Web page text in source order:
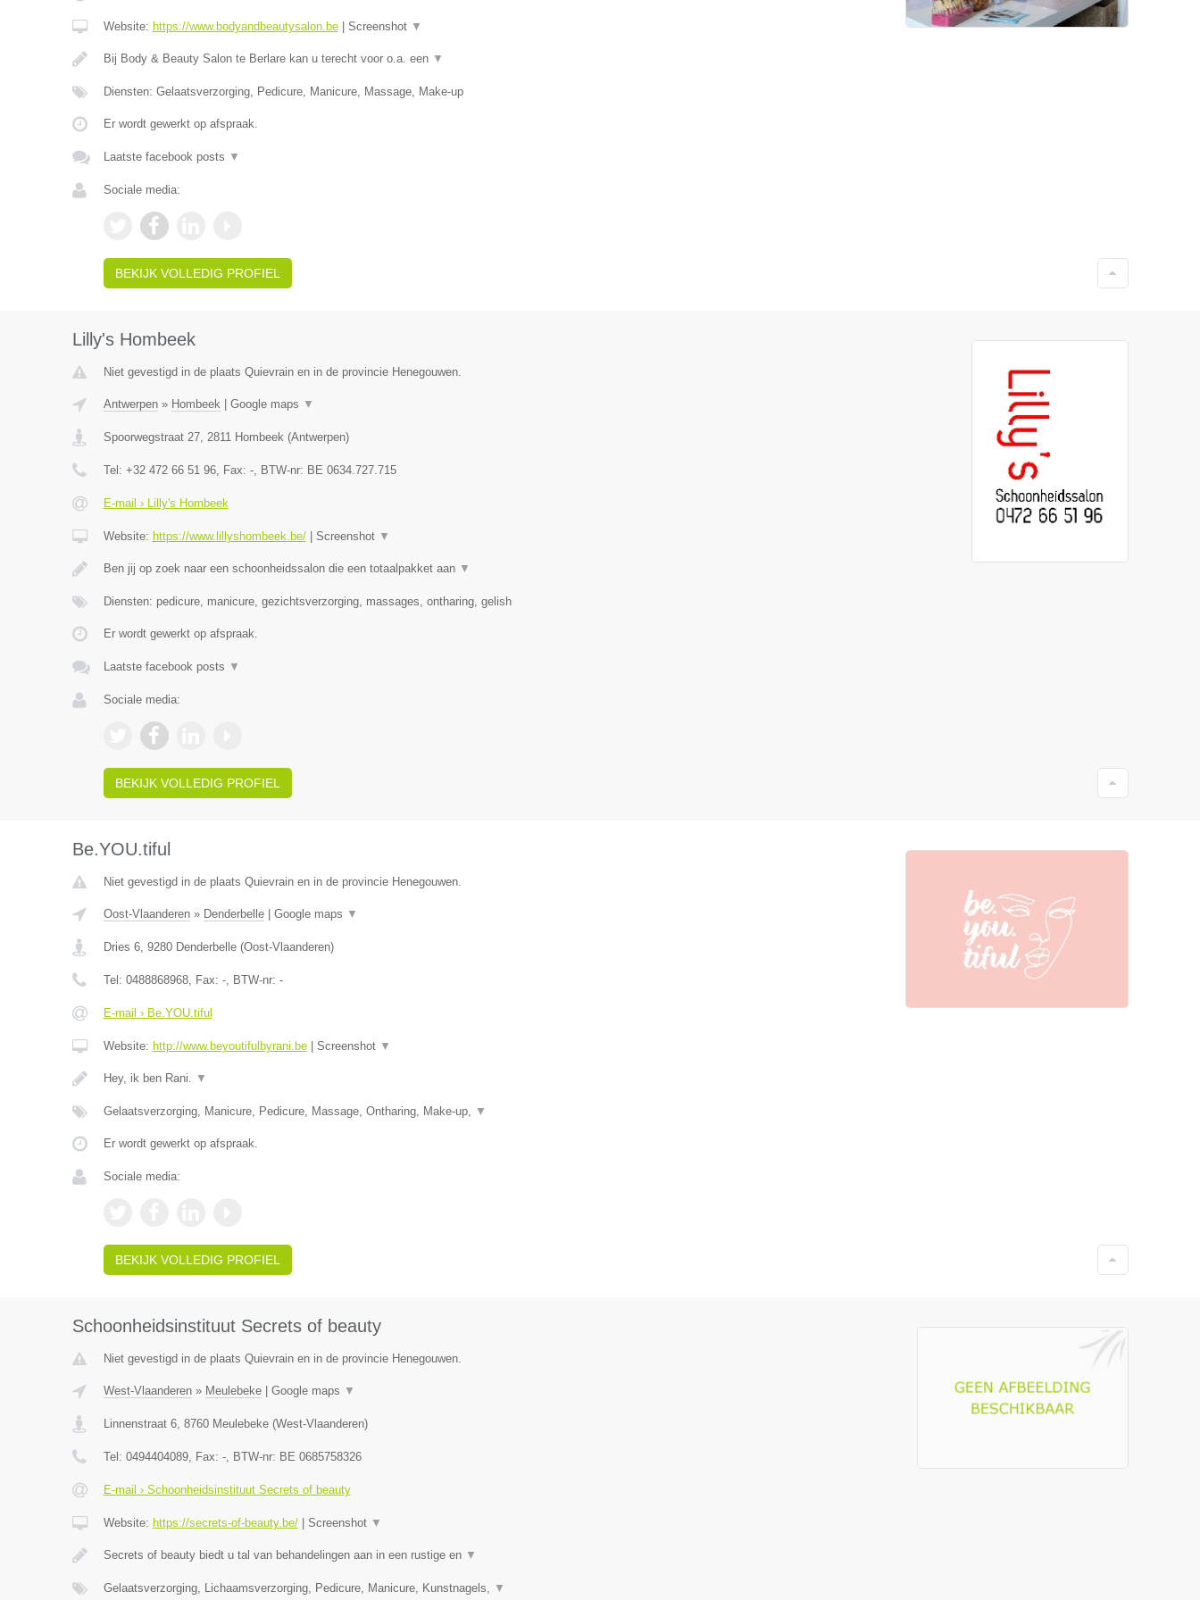
Website: https://www.bodyandbeautysalon.be| Screenshot ▼
Bij Body & Beauty Salon te Berlare kan u terecht voor o.a. een ▼
Diensten: Gelaatsverzorging, Pedicure, Manicure, Massage, Make-up
Er wordt gewerkt op afspraak.
Laatste facebook posts ▼
Sociale media:
BEKIJK VOLLEDIG PROFIEL
Lilly's Hombeek
Niet gevestigd in de plaats Quievrain en in de provincie Henegouwen.
Antwerpen» Hombeek| Google maps ▼
Spoorwegstraat 27, 2811 Hombeek(Antwerpen)
Tel: +32 472 66 51 96, Fax: -, BTW-nr: BE 0634.727.715
E-mail › Lilly's Hombeek
Website: https://www.lillyshombeek.be/| Screenshot ▼
Ben jij op zoek naar een schoonheidssalon die een totaalpakket aan ▼
Diensten: pedicure, manicure, gezichtsverzorging, massages, ontharing, gelish
Er wordt gewerkt op afspraak.
Laatste facebook posts ▼
Sociale media:
BEKIJK VOLLEDIG PROFIEL
Be.YOU.tiful
Niet gevestigd in de plaats Quievrain en in de provincie Henegouwen.
Oost-Vlaanderen» Denderbelle| Google maps ▼
Dries 6, 9280 Denderbelle(Oost-Vlaanderen)
Tel: 0488868968, Fax: -, BTW-nr: -
E-mail › Be.YOU.tiful
Website: http://www.beyoutifulbyrani.be| Screenshot ▼
Hey, ik ben Rani. ▼
Gelaatsverzorging, Manicure, Pedicure, Massage, Ontharing, Make-up, ▼
Er wordt gewerkt op afspraak.
Sociale media:
BEKIJK VOLLEDIG PROFIEL
Schoonheidsinstituut Secrets of beauty
Niet gevestigd in de plaats Quievrain en in de provincie Henegouwen.
West-Vlaanderen» Meulebeke| Google maps ▼
Linnenstraat 6, 8760 Meulebeke(West-Vlaanderen)
Tel: 0494404089, Fax: -, BTW-nr: BE 0685758326
E-mail › Schoonheidsinstituut Secrets of beauty
Website: https://secrets-of-beauty.be/| Screenshot ▼
Secrets of beauty biedt u tal van behandelingen aan in een rustige en ▼
Gelaatsverzorging, Lichaamsverzorging, Pedicure, Manicure, Kunstnagels, ▼